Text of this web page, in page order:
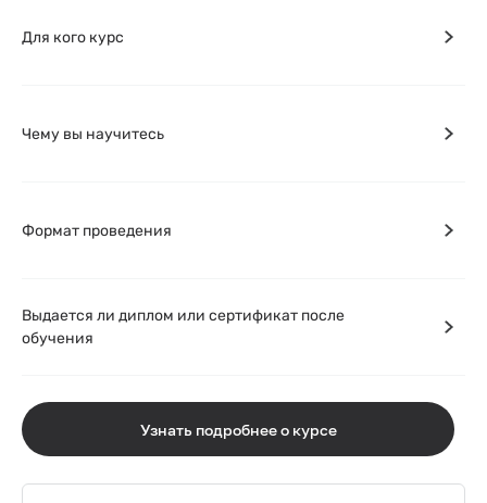
Для кого курс
Чему вы научитесь
Формат проведения
Выдается ли диплом или сертификат после
обучения
Узнать подробнее о курсе